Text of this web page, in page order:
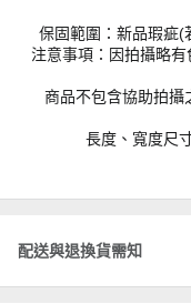
保固範圍：新品瑕疵(
注意事項：因拍攝略
商品不包含協助拍攝
長度、寬度尺
配送與退換貨需知